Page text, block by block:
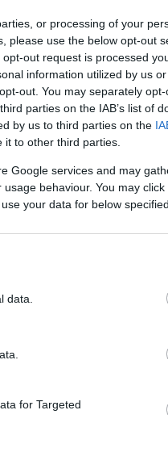
or processing of your
please use the below opt-out
out request is processed
information utilized by us
out. You may separately
parties on the IAB’s list of
by us to third parties on the
to other third parties.
Google services and may
behaviour. You may
your data for below
data.
for Targeted
πάνω από 60
maintains
flagged
Iran. The attack
vessel under the
Salem
15
για
του 5ου Στόλου